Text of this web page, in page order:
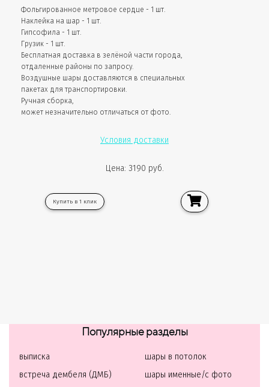
Фольгированное метровое сердце - 1 шт.
Наклейка на шар - 1 шт.
Гипсофила - 1 шт.
Грузик - 1 шт.
Бесплатная доставка в зелёной части города,
отдаленные районы по запросу.
Воздушные шары доставляются в специальных
пакетах для транспортировки.
Ручная сборка,
может незначительно отличаться от фото.
Условия доставки
Цена: 3190 руб.
Купить в 1 клик
Популярные разделы
выписка
встреча дембеля (ДМБ)
шары в потолок
шары именные/с фото